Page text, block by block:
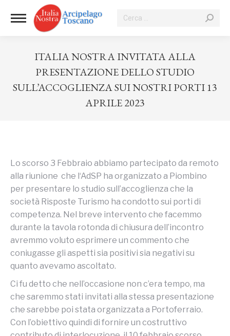
Cerca:
ITALIA NOSTRA INVITATA ALLA
PRESENTAZIONE DELLO STUDIO
SULL’ACCOGLIENZA SUI NOSTRI PORTI 13
APRILE 2023
Lo scorso 3 Febbraio abbiamo partecipato da remoto
alla riunione che l‘AdSP ha organizzato a Piombino
per presentare lo studio sull’accoglienza che la
società Risposte Turismo ha condotto sui porti di
competenza. Nel breve intervento che facemmo
durante la tavola rotonda di chiusura dell’incontro
avremmo voluto esprimere un commento che
coniugasse gli aspetti sia positivi sia negativi su
quanto avevamo ascoltato.
Ci fu detto che nell’occasione non c’era tempo, ma
che saremmo stati invitati alla stessa presentazione
che sarebbe poi stata organizzata a Portoferraio.
Con l’obiettivo quindi di fornire un costruttivo